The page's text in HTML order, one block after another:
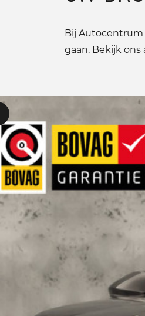
Bij Autocentrum
gaan. Bekijk ons